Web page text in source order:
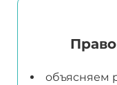
объясняем